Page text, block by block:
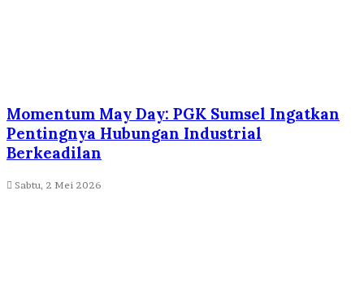
Momentum May Day: PGK Sumsel Ingatkan
Pentingnya Hubungan Industrial
Berkeadilan
Sabtu, 2 Mei 2026